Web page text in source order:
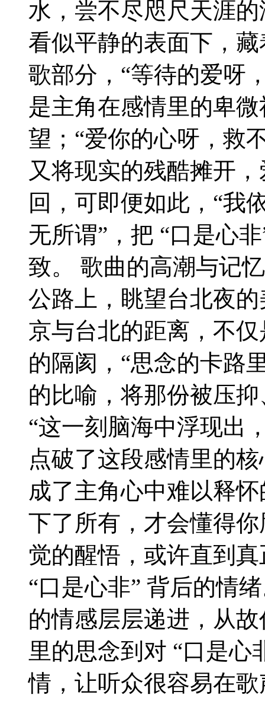
水，尝不尽咫尺天涯
看似平静的表面下，
歌部分，“等待的爱呀
是主角在感情里的卑
望；“爱你的心呀，救
又将现实的残酷摊开
回，可即便如此，“我
无所谓”，把 “口是心
致。 歌曲的高潮与记
公路上，眺望台北夜
京与台北的距离，不
的隔阂，“思念的卡路
的比喻，将那份被压
“这一刻脑海中浮现出
点破了这段感情里的
成了主角心中难以释
下了所有，才会懂得
觉的醒悟，或许直到
“口是心非” 背后的情
的情感层层递进，从
里的思念到对 “口是心
情，让听众很容易在